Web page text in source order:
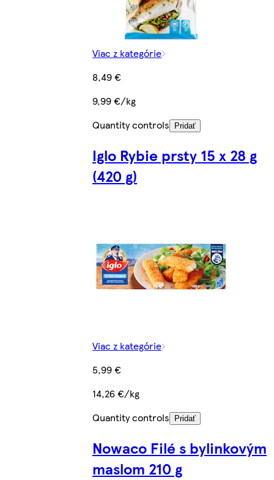
Viac z kategórie
8,49 €
9,99 €/kg
Quantity controls Pridať
Iglo Rybie prsty 15 x 28 g
(420 g)
Viac z kategórie
5,99 €
14,26 €/kg
Quantity controls
Pridať
Nowaco Filé s bylinkovým
maslom 210 g